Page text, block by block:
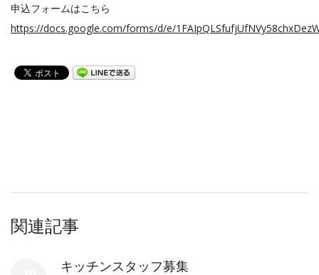
申込フォームはこちら
https://docs.google.com/forms/d/e/
関連記事
キッチンスタッフ募集